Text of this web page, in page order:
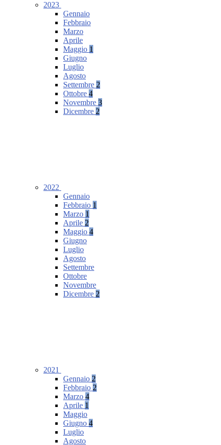
2023
Gennaio
Febbraio
Marzo
Aprile
Maggio 1
Giugno
Luglio
Agosto
Settembre 2
Ottobre 4
Novembre 3
Dicembre 2
2022
Gennaio
Febbraio 1
Marzo 1
Aprile 2
Maggio 4
Giugno
Luglio
Agosto
Settembre
Ottobre
Novembre
Dicembre 2
2021
Gennaio 2
Febbraio 2
Marzo 4
Aprile 1
Maggio
Giugno 4
Luglio
Agosto